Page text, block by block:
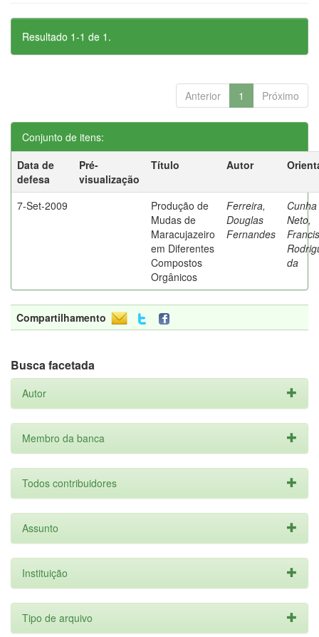
Resultado 1-1 de 1.
Anterior 1 Próximo
Conjunto de itens:
Data de
defesa
Pré-
visualização
Título Autor
7-Set-2009
Produção de
Mudas de
Maracujazeiro
em Diferentes
Compostos
Orgânicos
Ferreira,
Douglas
Fernandes
Cunha
Neto,
da
Compartilhamento
Busca facetada
Autor
Membro da banca
Todos contribuidores
Assunto
Instituição
Tipo de arquivo